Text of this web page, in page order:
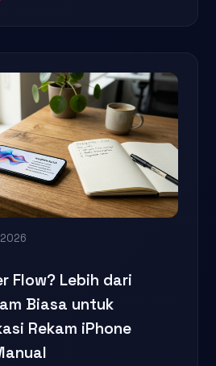
2026
Flow? Lebih dari
Biasa untuk
Rekam iPhone